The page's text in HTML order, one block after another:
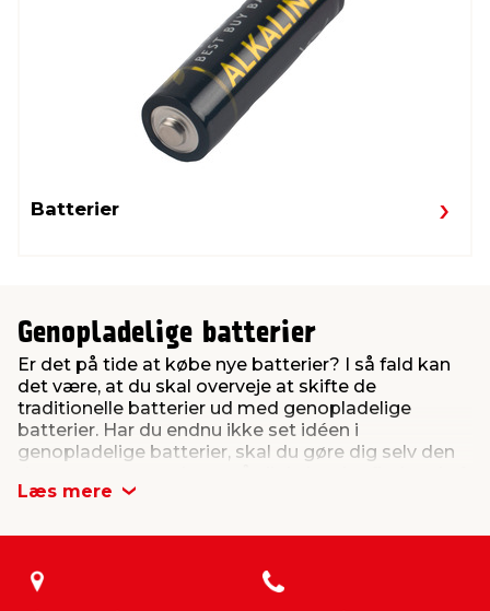
Batterier
Genopladelige batterier
Er det på tide at købe nye batterier? I så fald kan
det være, at du skal overveje at skifte de
traditionelle batterier ud med genopladelige
batterier. Har du endnu ikke set idéen i
genopladelige batterier, skal du gøre dig selv den
at genopladelige batterier har nogle fordele, man
batterier det langt mest økonomiske valg. Det
nemlig lades op og bruges igen, når de er brugt op.
Læs mere